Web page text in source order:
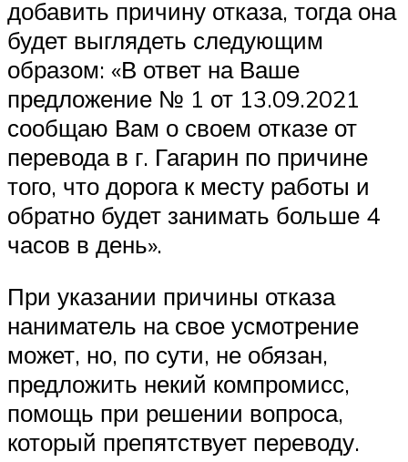
добавить причину отказа, тогда она
будет выглядеть следующим
образом: «В ответ на Ваше
предложение № 1 от 13.09.2021
сообщаю Вам о своем отказе от
перевода в г. Гагарин по причине
того, что дорога к месту работы и
обратно будет занимать больше 4
часов в день».
При указании причины отказа
наниматель на свое усмотрение
может, но, по сути, не обязан,
предложить некий компромисс,
помощь при решении вопроса,
который препятствует переводу.